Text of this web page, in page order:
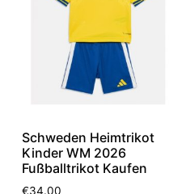
Schweden Heimtrikot
Kinder WM 2026
Fußballtrikot Kaufen
€34.00